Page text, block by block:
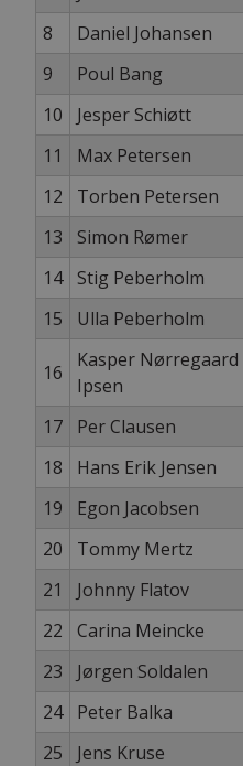
8
Daniel Johansen
9
Poul Bang
10
Jesper Schiøtt
11
Max Petersen
12
Torben Petersen
13
Simon Rømer
14
Stig Peberholm
15
Ulla Peberholm
16
Kasper Nørregaard
Ipsen
17 Per Clausen
18
Hans Erik Jensen
19
Egon Jacobsen
20
Tommy Mertz
21
Johnny Flatov
22
Carina Meincke
23
Jørgen Soldalen
24
Peter Balka
25
Jens Kruse